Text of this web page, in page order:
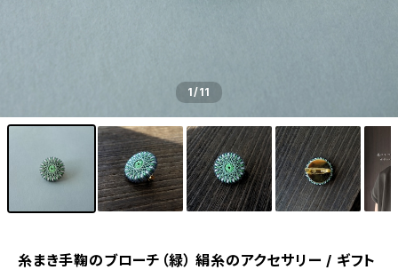
1/11
糸まき手鞠のブローチ（緑） 絹糸のアクセサリー / ギフト